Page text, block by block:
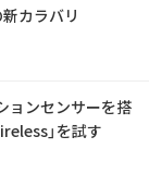
カラバリ
ョンセンサーを搭
」を試す